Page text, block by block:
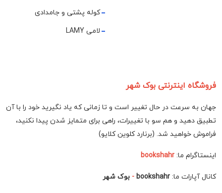
کوله پشتی و جامدادی
لامی LAMY
فروشگاه اینترنتی بوک شهر
جهان به سرعت در حال تغییر است و تا زمانی که یاد نگیرید خود را با آن
تطبیق دهید و هم سو با تغییرات، راهی برای متمایز شدن پیدا نکنید،
فراموش خواهید شد. (برنارد کلوین کلایو)
اینستاگرام ما: bookshahr
کانال آپارات ما: bookshahr
- بوک شهر